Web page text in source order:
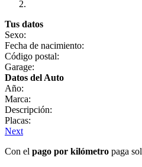
Tus datos
Sexo:
Fecha de nacimiento:
Código postal:
Garage:
Datos del Auto
Año:
Marca:
Descripción:
Placas:
Next
Con el pago por kilómetro paga